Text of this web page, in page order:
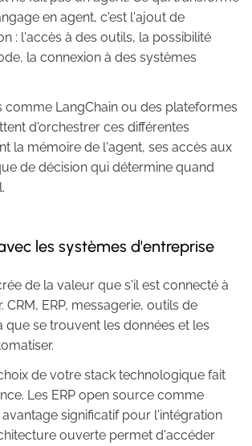
en agent, c'est l'ajout de
: l'accès à des outils, la possibilité
la connexion à des systèmes
comme LangChain ou des plateformes
d'orchestrer ces différentes
la mémoire de l'agent, ses accès aux
de décision qui détermine quand
les systèmes d'entreprise
de la valeur que s'il est connecté à
CRM, ERP, messagerie, outils de
que se trouvent les données et les
de votre stack technologique fait
Les ERP open source comme
significatif pour l'intégration
ouverte permet d'accéder